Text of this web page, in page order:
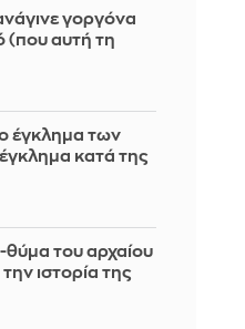
γοργόνα
(που αυτή τη
έγκλημα των
κατά της
του αρχαίου
ιστορία της